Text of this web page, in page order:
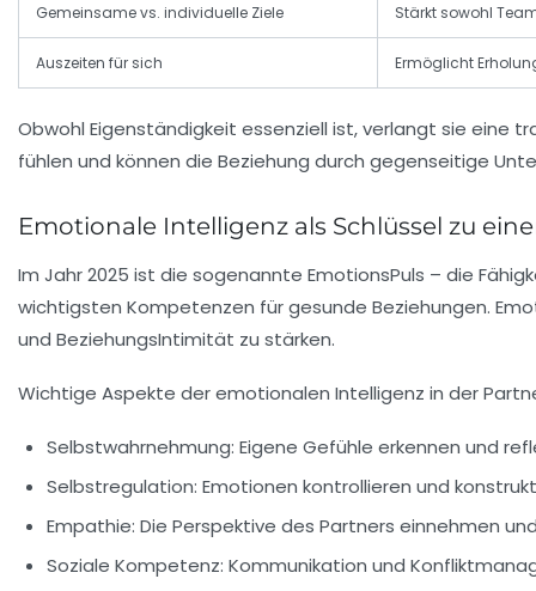
Gemeinsame vs. individuelle Ziele Stärkt sowohl
Auszeiten für sich Ermöglicht
Obwohl Eigenständigkeit essenziell ist, verlangt sie eine
fühlen und können die Beziehung durch gegenseitige
Emotionale Intelligenz als Schlüssel zu
Im Jahr 2025 ist die sogenannte EmotionsPuls – die
wichtigsten Kompetenzen für gesunde Beziehungen.
und BeziehungsIntimität zu stärken.
Wichtige Aspekte der emotionalen Intelligenz in der
Selbstwahrnehmung: Eigene Gefühle erkennen und
Selbstregulation: Emotionen kontrollieren und
Empathie: Die Perspektive des Partners einnehmen
Soziale Kompetenz: Kommunikation und